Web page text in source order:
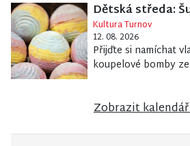
Dětská středa:
Kultura Turnov
12. 08. 2026
Přijďte si namíchat
koupelové bomby
Zobrazit